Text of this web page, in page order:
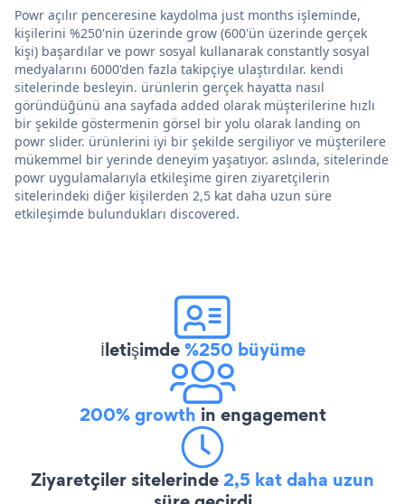
Powr açılır penceresine kaydolma just months işleminde,
kişilerini %250'nin üzerinde grow (600'ün üzerinde gerçek
kişi) başardılar ve powr sosyal kullanarak constantly sosyal
medyalarını 6000'den fazla takipçiye ulaştırdılar. kendi
sitelerinde besleyin. ürünlerin gerçek hayatta nasıl
göründüğünü ana sayfada added olarak müşterilerine hızlı
bir şekilde göstermenin görsel bir yolu olarak landing on
powr slider. ürünlerini iyi bir şekilde sergiliyor ve müşterilere
mükemmel bir yerinde deneyim yaşatıyor. aslında, sitelerinde
powr uygulamalarıyla etkileşime giren ziyaretçilerin
sitelerindeki diğer kişilerden 2,5 kat daha uzun süre
etkileşimde bulundukları discovered.
İletişimde%250 büyüme
200% growth in engagement
Ziyaretçiler sitelerinde2,5 kat daha uzun